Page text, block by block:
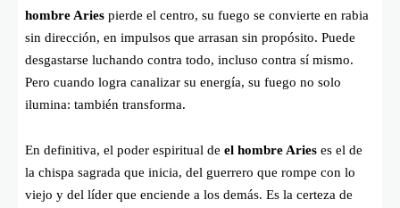
hombre Aries pierde el centro, su fuego se convierte en rabia
sin dirección, en impulsos que arrasan sin propósito. Puede
desgastarse luchando contra todo, incluso contra sí mismo.
Pero cuando logra canalizar su energía, su fuego no solo
ilumina: también transforma.
En definitiva, el poder espiritual de el hombre Aries es el de
la chispa sagrada que inicia, del guerrero que rompe con lo
viejo y del líder que enciende a los demás. Es la certeza de